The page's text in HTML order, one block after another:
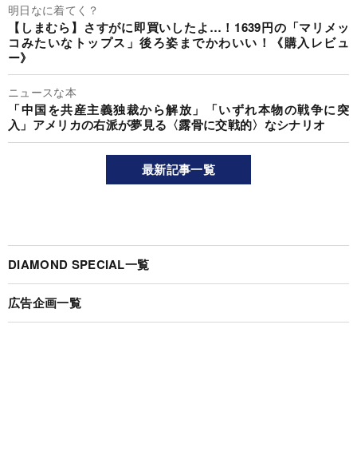
明日なに着てく？
【しまむら】さすがに即買いしたよ…！1639円の「マリメッ
コみたいなトップス」後ろ姿までかわいい！《購入レビュ
ー》
ニュースな本
「中国を共産主義独裁から解放」「いずれ本物の戦争に突
入」アメリカの右派が夢見る〈露骨に交戦的〉なシナリオ
最新記事一覧
DIAMOND SPECIAL一覧
広告企画一覧